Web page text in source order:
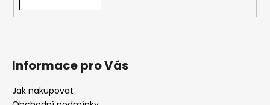
Informace pro Vás
Jak nakupovat